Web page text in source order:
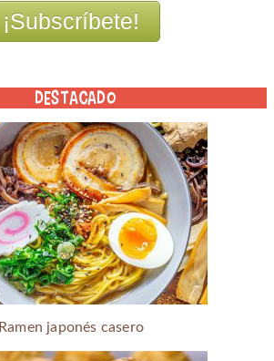
DESTACADO
Ramen japonés casero